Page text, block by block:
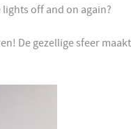
off and on again?
De gezellige sfeer